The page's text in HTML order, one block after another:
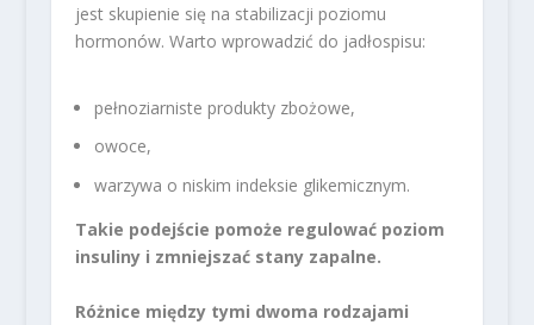
jest skupienie się na stabilizacji poziomu
hormonów. Warto wprowadzić do jadłospisu:
pełnoziarniste produkty zbożowe,
owoce,
warzywa o niskim indeksie glikemicznym.
Takie podejście pomoże regulować poziom
insuliny i zmniejszać stany zapalne.
Różnice między tymi dwoma rodzajami